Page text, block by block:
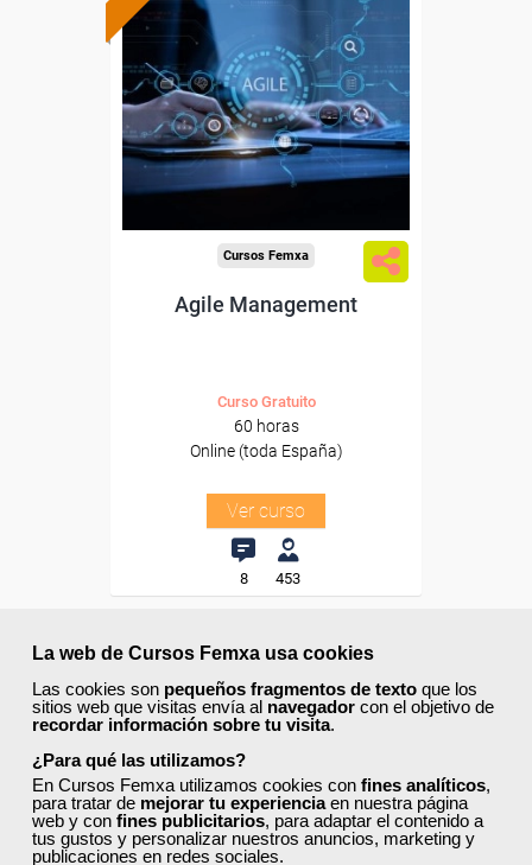
La web de Cursos Femxa usa cookies
Las cookies son pequeños fragmentos de texto que los
sitios web que visitas envía al navegador con el objetivo de
recordar información sobre tu visita.
¿Para qué las utilizamos?
En Cursos Femxa utilizamos cookies con fines analíticos,
para tratar de mejorar tu experienciaen nuestra página
web y con fines publicitarios, para adaptar el contenido a
tus gustos y personalizar nuestros anuncios, marketing y
publicaciones en redes sociales.
Formación 100%
subvencionada.
Para desempleados,
trabajadores y autónomos.
Sector
-Administración.
Cursos Femxa
Agile Management
Curso Gratuito
60 horas
Online (toda España)
Ver curso
8 453
ONLINE
Formación 100%
subvencionada.
Para desempleados,
trabajadores y autónomos.